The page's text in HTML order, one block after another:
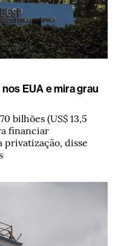
EUA e mira grau
bilhões (US$ 13,5
financiar
privatização, disse